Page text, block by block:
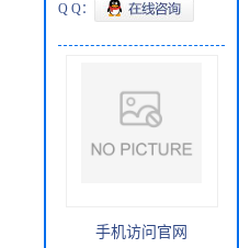
Q Q：
手机访问官网